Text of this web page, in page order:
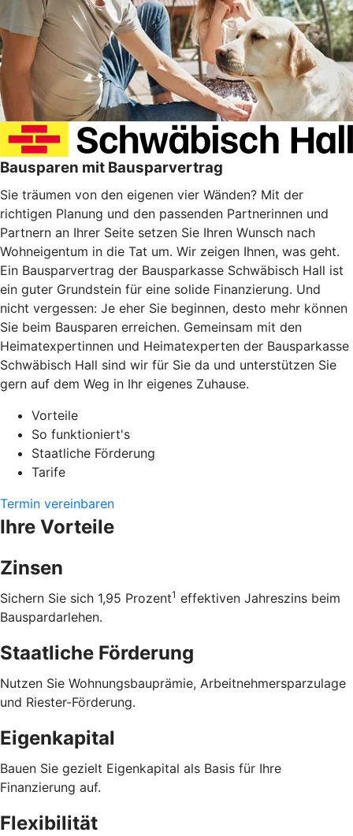
Bausparen mit Bausparvertrag
Sie träumen von den eigenen vier Wänden? Mit der
richtigen Planung und den passenden Partnerinnen und
Partnern an Ihrer Seite setzen Sie Ihren Wunsch nach
Wohneigentum in die Tat um. Wir zeigen Ihnen, was geht.
Ein Bausparvertrag der Bausparkasse Schwäbisch Hall ist
ein guter Grundstein für eine solide Finanzierung. Und
nicht vergessen: Je eher Sie beginnen, desto mehr können
Sie beim Bausparen erreichen. Gemeinsam mit den
Heimatexpertinnen und Heimatexperten der Bausparkasse
Schwäbisch Hall sind wir für Sie da und unterstützen Sie
gern auf dem Weg in Ihr eigenes Zuhause.
Vorteile
So funktioniert's
Staatliche Förderung
Tarife
Termin vereinbaren
Ihre Vorteile
Zinsen
Sichern Sie sich 1,95 Prozent1 effektiven Jahreszins beim
Bauspardarlehen.
Staatliche Förderung
Nutzen Sie Wohnungsbauprämie, Arbeitnehmersparzulage
und Riester-Förderung.
Eigenkapital
Bauen Sie gezielt Eigenkapital als Basis für Ihre
Finanzierung auf.
Flexibilität